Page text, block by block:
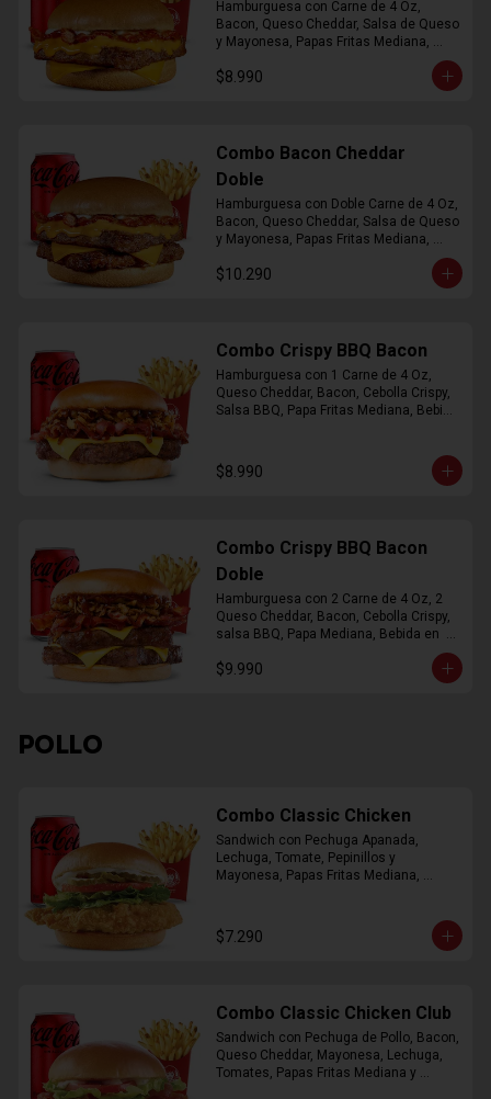
Hamburguesa con Carne de 4 Oz,
Bacon, Queso Cheddar, Salsa de Queso
y Mayonesa, Papas Fritas Mediana,
$8.990
Combo Bacon Cheddar
Doble
Hamburguesa con Doble Carne de 4 Oz,
Bacon, Queso Cheddar, Salsa de Queso
y Mayonesa, Papas Fritas Mediana,
$10.290
Combo Crispy BBQ Bacon
Hamburguesa con 1 Carne de 4 Oz,
Queso Cheddar, Bacon, Cebolla Crispy,
Salsa BBQ, Papa Fritas Mediana, Bebida
$8.990
Combo Crispy BBQ Bacon
Doble
Hamburguesa con 2 Carne de 4 Oz, 2
Queso Cheddar, Bacon, Cebolla Crispy,
salsa BBQ, Papa Mediana, Bebida en
$9.990
POLLO
Combo Classic Chicken
Sandwich con Pechuga Apanada,
Lechuga, Tomate, Pepinillos y
Mayonesa, Papas Fritas Mediana,
$7.290
Combo Classic Chicken Club
Sandwich con Pechuga de Pollo, Bacon,
Queso Cheddar, Mayonesa, Lechuga,
Tomates, Papas Fritas Mediana y